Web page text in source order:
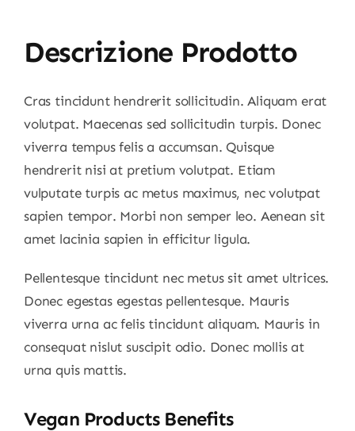
Descrizione Prodotto
Cras tincidunt hendrerit sollicitudin. Aliquam erat
volutpat. Maecenas sed sollicitudin turpis. Donec
viverra tempus felis a accumsan. Quisque
hendrerit nisi at pretium volutpat. Etiam
vulputate turpis ac metus maximus, nec volutpat
sapien tempor. Morbi non semper leo. Aenean sit
amet lacinia sapien in efficitur ligula.
Pellentesque tincidunt nec metus sit amet ultrices.
Donec egestas egestas pellentesque. Mauris
viverra urna ac felis tincidunt aliquam. Mauris in
consequat nislut suscipit odio. Donec mollis at
urna quis mattis.
Vegan Products Benefits